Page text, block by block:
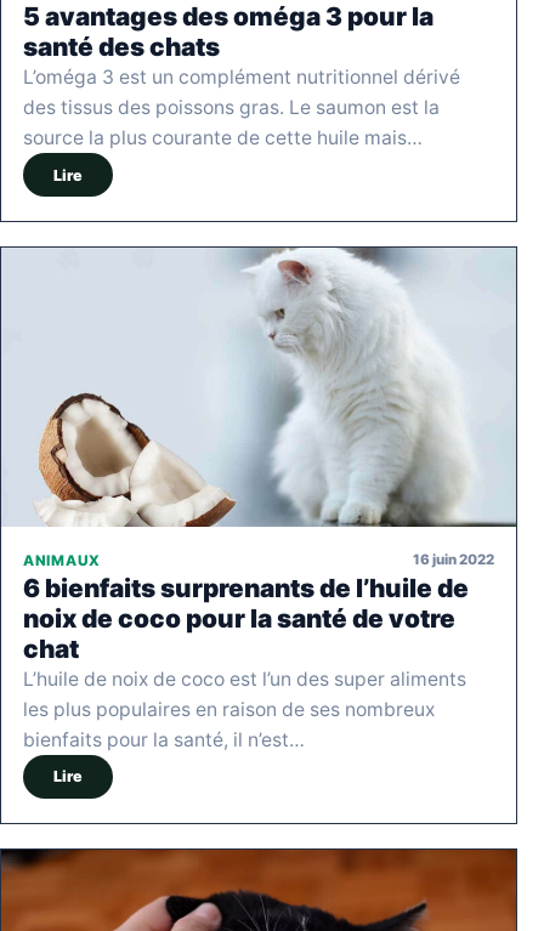
5 avantages des oméga 3 pour la
santé des chats
L’oméga 3 est un complément nutritionnel dérivé
des tissus des poissons gras. Le saumon est la
source la plus courante de cette huile mais…
Lire
ANIMAUX 16 juin 2022
6 bienfaits surprenants de l’huile de
noix de coco pour la santé de votre
chat
L’huile de noix de coco est l’un des super aliments
les plus populaires en raison de ses nombreux
bienfaits pour la santé, il n’est…
Lire